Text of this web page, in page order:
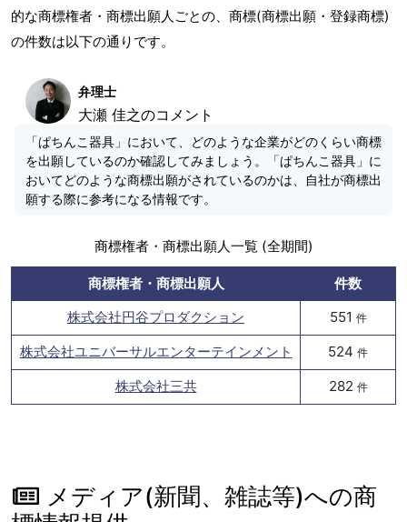
的な商標権者・商標出願人ごとの、商標(商標出願・登録商標)
の件数は以下の通りです。
弁理士
大瀬 佳之のコメント
「ぱちんこ器具」において、どのような企業がどのくらい商標
を出願しているのか確認してみましょう。「ぱちんこ器具」に
おいてどのような商標出願がされているのかは、自社が商標出
願する際に参考になる情報です。
商標権者・商標出願人一覧 (全期間)
商標権者・商標出願人
件数
株式会社円谷プロダクション
551 件
株式会社ユニバーサルエンターテインメント 524 件
株式会社三共 282 件
メディア(新聞、雑誌等)への商